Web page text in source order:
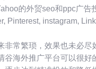
的外贸seo和ppc广告
Pinterest, instagram,
非常繁琐，效果也未必
谷海外推广平台可以很